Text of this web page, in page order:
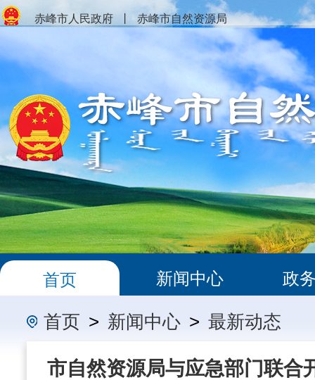
赤峰市人民政府 赤峰市自然资源局
首页 新闻中心 政
首页 > 新闻中心 > 最新动态
市自然资源局与应急部门联合